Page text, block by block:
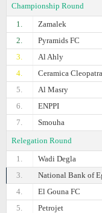
Championship Round
1.
Zamalek
2.
Pyramids FC
3.
Al Ahly
4.
Ceramica Cleopatra
5.
Al Masry
6.
ENPPI
7.
Smouha
Relegation Round
1.
Wadi Degla
3.
National Bank of
4.
El Gouna FC
5.
Petrojet